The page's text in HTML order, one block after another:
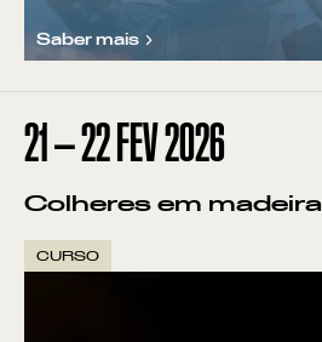
Saber mais
21 —22 FEV2026
Colheres em madeira
CURSO